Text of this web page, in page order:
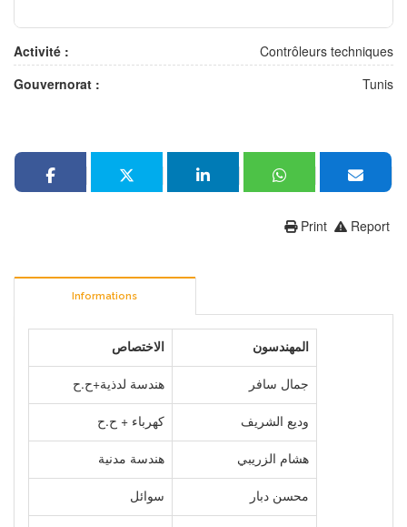
Activité :
Contrôleurs techniques
Gouvernorat :
Tunis
Report
Print
Informations
الاختصاص المهندسون
هندسة لدذية+ح.ح جمال سافر
كهرباء + ح.ح وديع الشریف
هندسة مدنية هشام الزريبي
سوائل محسن دبار